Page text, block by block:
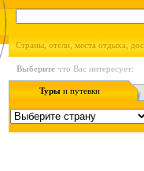
Страны, отели, места отдыха,
Выберите что Вас интересует:
Туры и путевки